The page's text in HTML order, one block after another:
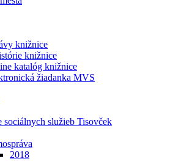
knižnice
knižnice
katalóg knižnice
žiadanka MVS
sociálnych služieb Tisovček
2018